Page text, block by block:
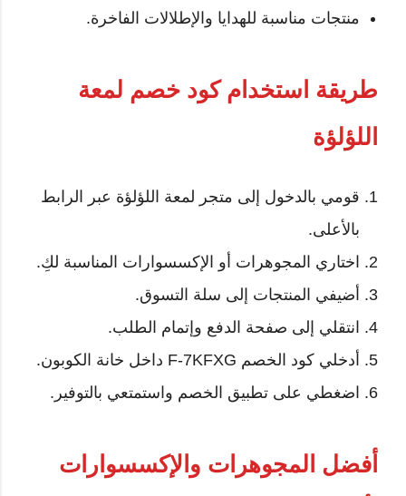
منتجات مناسبة للهدايا والإطلالات الفاخرة.
طريقة استخدام كود خصم لمعة
اللؤلؤة
قومي بالدخول إلى متجر لمعة اللؤلؤة عبر الرابط
بالأعلى.
اختاري المجوهرات أو الإكسسوارات المناسبة لكِ.
أضيفي المنتجات إلى سلة التسوق.
انتقلي إلى صفحة الدفع وإتمام الطلب.
أدخلي كود الخصم F-7KFXG داخل خانة الكوبون.
اضغطي على تطبيق الخصم واستمتعي بالتوفير.
أفضل المجوهرات والإكسسوارات